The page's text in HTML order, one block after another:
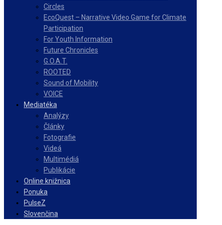
Circles
EcoQuest – Narrative Video Game for Climate
Participation
For Youth Information
Future Chronicles
G.O.A.T.
ROOTED
Sound of Mobility
VOICE
Mediatéka
Analýzy
Články
Fotografie
Videá
Multimédiá
Publikácie
Online knižnica
Ponuka
PulseZ
Slovenčina